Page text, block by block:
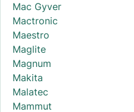
Mac Gyver
Mactronic
Maestro
Maglite
Magnum
Makita
Malatec
Mammut